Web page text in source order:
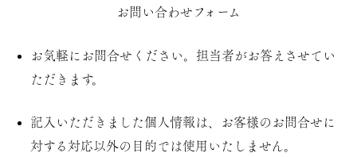
お問い合わせフォーム
お気軽にお問合せください。担当者がお答えさせてい
ただきます。
記入いただきました個人情報は、お客様のお問合せに
対する対応以外の目的では使用いたしません。